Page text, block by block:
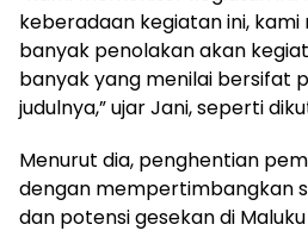
keberadaan kegiatan ini, kami
banyak penolakan akan
banyak yang menilai bersifat
judulnya,” ujar Jani, seperti
Menurut dia, penghentian
dengan mempertimbangkan
dan potensi gesekan di